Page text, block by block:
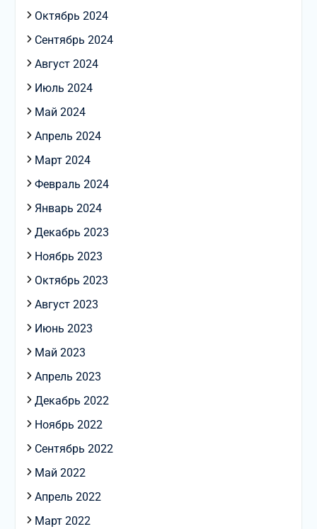
Октябрь 2024
Сентябрь 2024
Август 2024
Июль 2024
Май 2024
Апрель 2024
Март 2024
Февраль 2024
Январь 2024
Декабрь 2023
Ноябрь 2023
Октябрь 2023
Август 2023
Июнь 2023
Май 2023
Апрель 2023
Декабрь 2022
Ноябрь 2022
Сентябрь 2022
Май 2022
Апрель 2022
Март 2022